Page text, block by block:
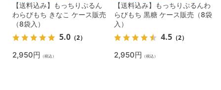
【送料込み】もっちりぷるん
わらびもち きなこ ケース販売
（8袋入）
5.0 （2）
2,950円 （税込）
【送料込み】もっちりぷるんわ
らびもち 黒糖 ケース販売（8袋
入）
4.5 （2）
2,950円 （税込）